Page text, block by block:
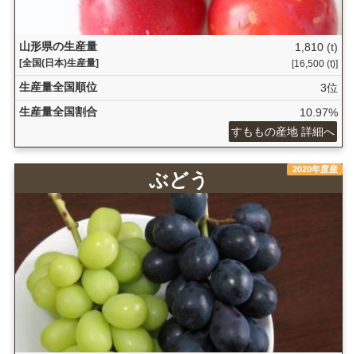
山形県の生産量
[全国(日本)生産量]
1,810 (t)
[16,500 (t)]
生産量全国順位
3位
生産量全国割合
10.97%
すももの産地 詳細へ
2020年度産
ぶどう